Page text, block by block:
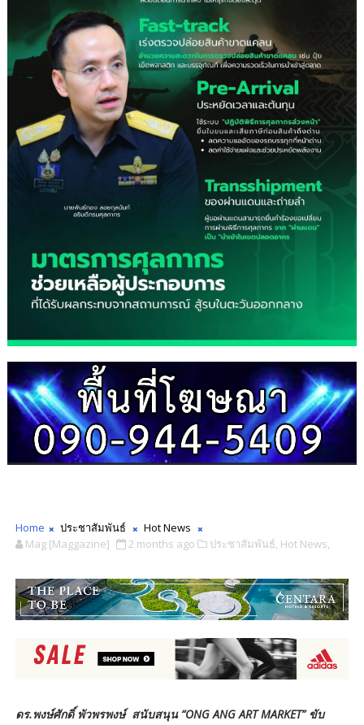
Home ประชาสัมพันธ์
Hot News
Mag [Maggazine]
2 months ago ประชาสัมพันธ์, Hot News,
ดร.พงษ์ศักดิ์ พัวพรพงษ์ สนับสนุน “ONG ANG ART MARKET” ขับ